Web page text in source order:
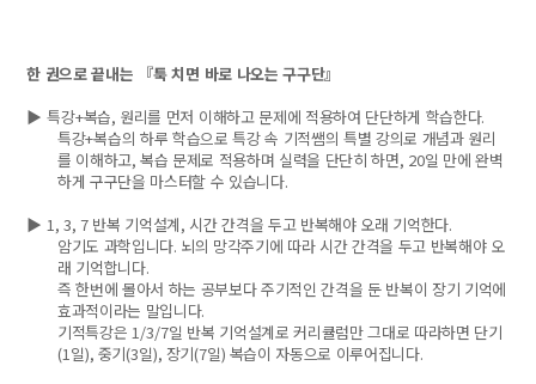
한 권으로 끝내는 『툭 치면 바로 나오는 구구단』
▶특강+복습, 원리를 먼저 이해하고 문제에 적용하여 단단하게 학습한다.
특강+복습의 하루 학습으로 특강 속 기적쌤의 특별 강의로 개념과 원리
를 이해하고, 복습 문제로 적용하며 실력을 단단히 하면, 20일 만에 완벽
하게 구구단을 마스터할 수 있습니다.
▶1, 3, 7 반복 기억설계, 시간 간격을 두고 반복해야 오래 기억한다.
암기도 과학입니다. 뇌의 망각주기에 따라 시간 간격을 두고 반복해야 오
래 기억합니다.
즉 한번에 몰아서 하는 공부보다 주기적인 간격을 둔 반복이 장기 기억에
효과적이라는 말입니다.
기적특강은 1/3/7일 반복 기억설계로 커리큘럼만 그대로 따라하면 단기
(1일), 중기(3일), 장기(7일) 복습이 자동으로 이루어집니다.